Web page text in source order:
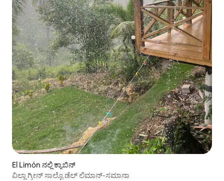
El Limón ನಲ್ಲಿ ಕ್ಯಾಬಿನ್
ವಿಲ್ಲಾ ಗ್ರೀನ್ ಸಾಲ್ಟೊ ಡೆಲ್ ಲಿಮಾನ್-ಸಮಾನಾ